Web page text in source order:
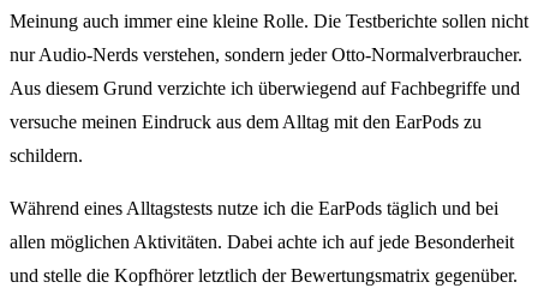
Meinung auch immer eine kleine Rolle. Die Testberichte sollen nicht
nur Audio-Nerds verstehen, sondern jeder Otto-Normalverbraucher.
Aus diesem Grund verzichte ich überwiegend auf Fachbegriffe und
versuche meinen Eindruck aus dem Alltag mit den EarPods zu
schildern.
Während eines Alltagstests nutze ich die EarPods täglich und bei
allen möglichen Aktivitäten. Dabei achte ich auf jede Besonderheit
und stelle die Kopfhörer letztlich der Bewertungsmatrix gegenüber.